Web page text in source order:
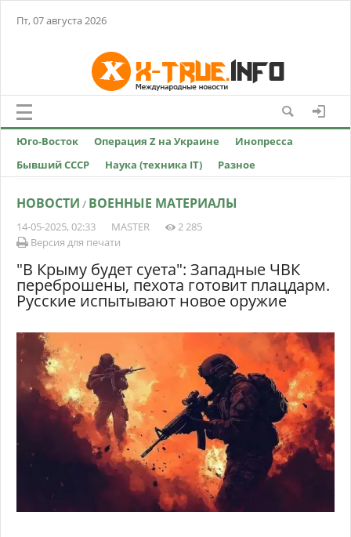
Пт, 07 августа 2026
Юго-Восток Операция Z на Украине
Инопресса
Бывший СССР
Наука (техника IT) Разное
НОВОСТИ / ВОЕННЫЕ МАТЕРИАЛЫ
14-05-2025, 02:33 MASTER
2 285
Версия для печати
"В Крыму будет суета": Западные ЧВК
переброшены, пехота готовит плацдарм.
Русские испытывают новое оружие